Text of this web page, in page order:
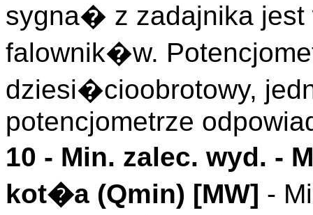
sygna� z zadajnika
falownik�w.
dziesi�cioobrotowy,
potencjometrze
10 - Min. zalec. wyd. -
kot�a (Qmin) [MW] -